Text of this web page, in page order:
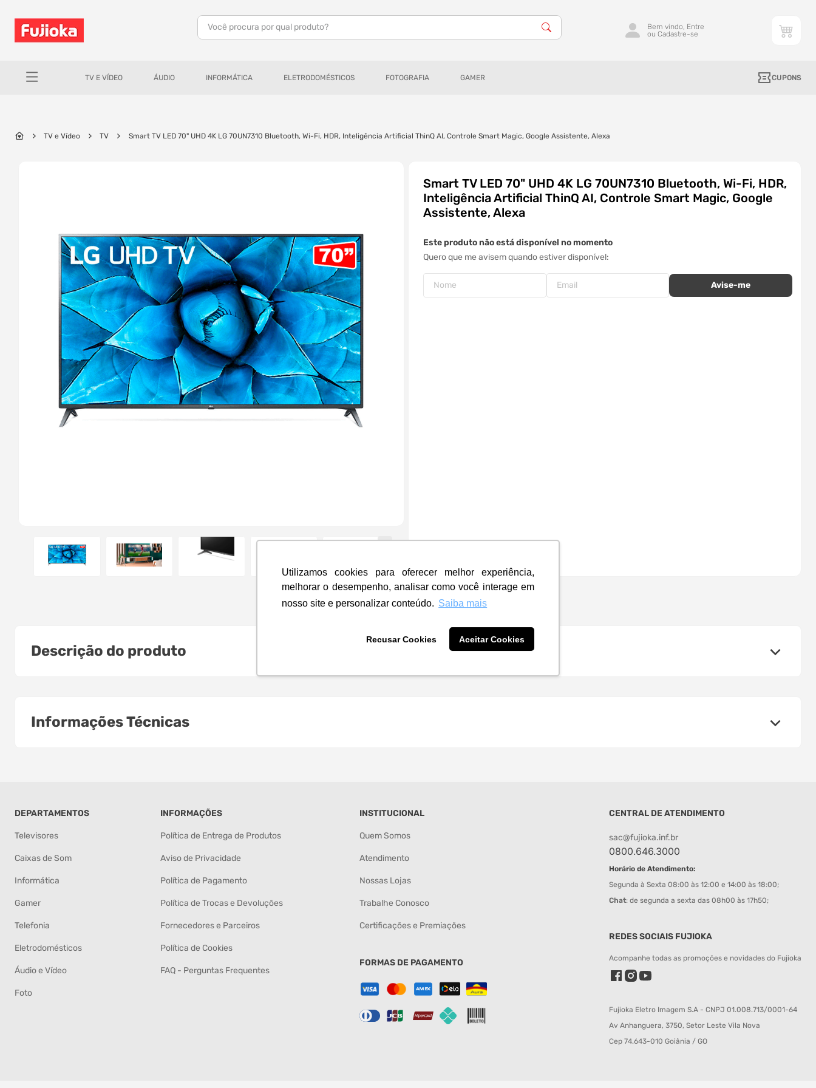
Utilizamos cookies para oferecer melhor experiência,
melhorar o desempenho, analisar como você interage em
nosso site e personalizar conteúdo. Saiba mais
Recusar Cookies Aceitar Cookies
Você procura por qual produto?
Bem vindo, Entre
ou Cadastre-se
TV E VÍDEO ÁUDIO INFORMÁTICA ELETRODOMÉSTICOS FOTOGRAFIA GAMER CUPONS
TV e Vídeo TV Smart TV LED 70" UHD 4K LG 70UN7310 Bluetooth, Wi-Fi, HDR, Inteligência Artificial ThinQ AI, Controle Smart Magic, Google Assistente, Alexa
Smart TV LED 70" UHD 4K LG 70UN7310 Bluetooth, Wi-Fi, HDR,
Inteligência Artificial ThinQ AI, Controle Smart Magic, Google
Assistente, Alexa
Este produto não está disponível no momento
Quero que me avisem quando estiver disponível
Descrição do produto
Informações Técnicas
DEPARTAMENTOS
Televisores
Caixas de Som
Informática
Gamer
Telefonia
Eletrodomésticos
Áudio e Vídeo
Foto
INFORMAÇÕES
Política de Entrega de Produtos
Aviso de Privacidade
Política de Pagamento
Política de Trocas e Devoluções
Fornecedores e Parceiros
Política de Cookies
FAQ - Perguntas Frequentes
INSTITUCIONAL
Quem Somos
Atendimento
Nossas Lojas
Trabalhe Conosco
Certificações e Premiações
FORMAS DE PAGAMENTO
CENTRAL DE ATENDIMENTO
sac@fujioka.inf.br
0800.646.3000
Horário de Atendimento:
Segunda à Sexta 08:00 às 12:00 e 14:00 às 18:00;
Chat: de segunda a sexta das 08h00 às 17h50;
REDES SOCIAIS FUJIOKA
Acompanhe todas as promoções e novidades do Fujioka
Fujioka Eletro Imagem S.A - CNPJ 01.008.713/0001-64
Av Anhanguera, 3750, Setor Leste Vila Nova
Cep 74.643-010 Goiânia / GO
4º
gamer
9º
monitor
10
caixa som